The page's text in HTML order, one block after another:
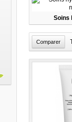
Soins